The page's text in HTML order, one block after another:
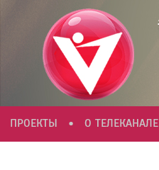
ПРОЕКТЫ • О ТЕЛЕКАНАЛЕ